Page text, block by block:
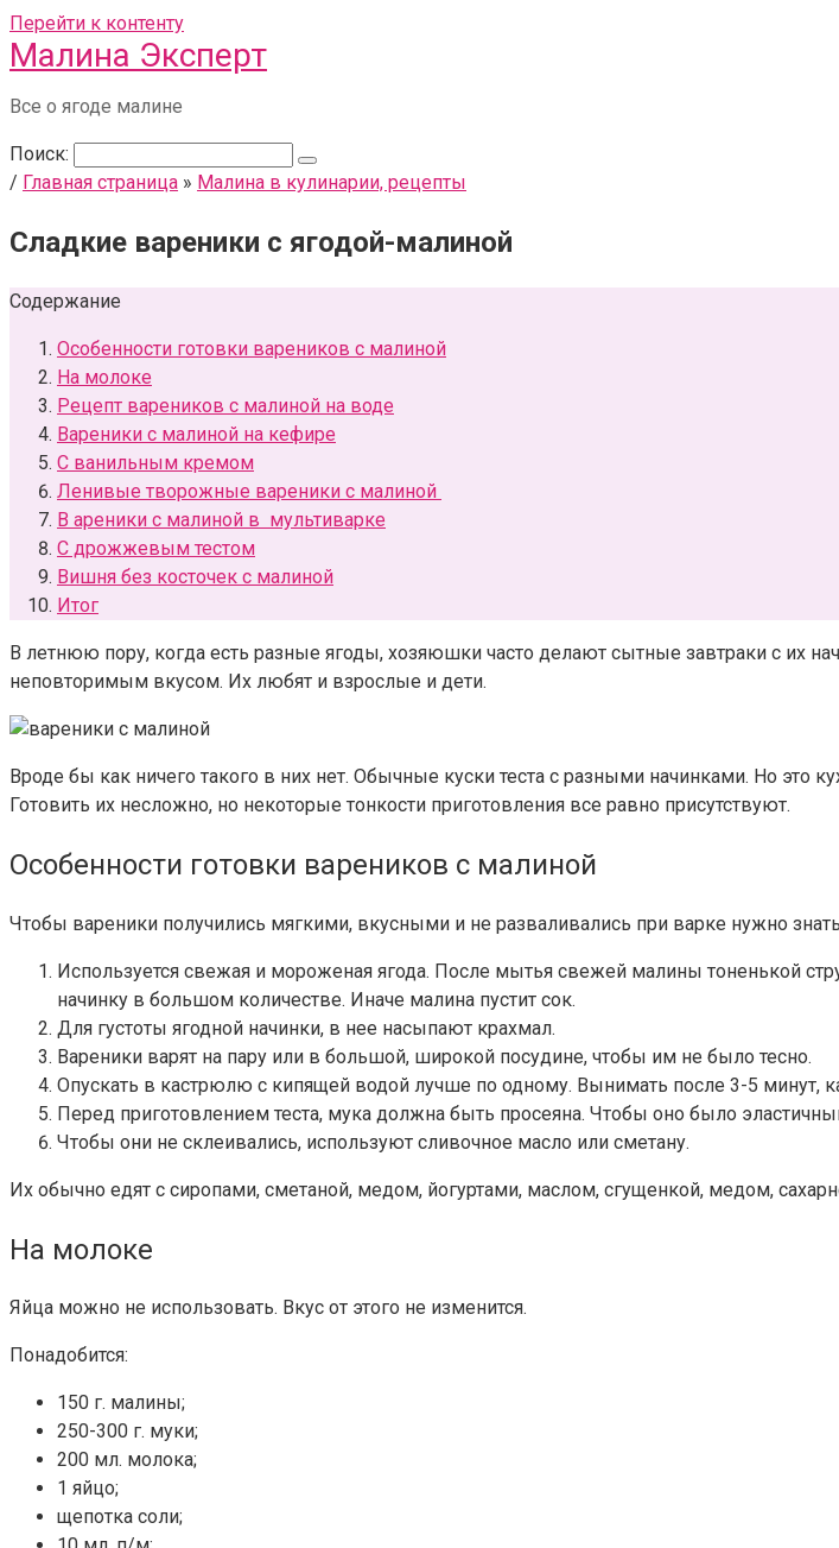
Перейти к контенту
Малина Эксперт
Все о ягоде малине
Поиск:
/ Главная страница » Малина в кулинарии, рецепты
Сладкие вареники с ягодой-малиной
Содержание
Особенности готовки вареников с малиной
На молоке
Рецепт вареников с малиной на воде
Вареники с малиной на кефире
С ванильным кремом
Ленивые творожные вареники с малиной
В ареники с малиной в мультиварке
С дрожжевым тестом
Вишня без косточек с малиной
Итог
В летнюю пору, когда есть разные ягоды, хозяюшки часто делают сытные завтраки с их
неповторимым вкусом. Их любят и взрослые и дети.
Вроде бы как ничего такого в них нет. Обычные куски теста с разными начинками. Но это
Готовить их несложно, но некоторые тонкости приготовления все равно присутствуют.
Особенности готовки вареников с малиной
Чтобы вареники получились мягкими, вкусными и не разваливались при варке нужно
Используется свежая и мороженая ягода. После мытья свежей малины тоненькой
начинку в большом количестве. Иначе малина пустит сок.
Для густоты ягодной начинки, в нее насыпают крахмал.
Вареники варят на пару или в большой, широкой посудине, чтобы им не было тесно.
Опускать в кастрюлю с кипящей водой лучше по одному. Вынимать после 3-5 минут,
Перед приготовлением теста, мука должна быть просеяна. Чтобы оно было
Чтобы они не склеивались, используют сливочное масло или сметану.
Их обычно едят с сиропами, сметаной, медом, йогуртами, маслом, сгущенкой, медом,
На молоке
Яйца можно не использовать. Вкус от этого не изменится.
Понадобится:
150 г. малины;
250-300 г. муки;
200 мл. молока;
1 яйцо;
щепотка соли;